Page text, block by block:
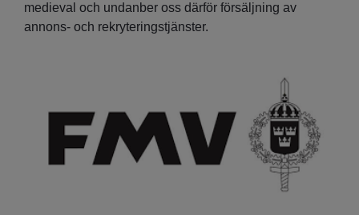
medieval och undanber oss därför försäljning av
annons- och rekryteringstjänster.